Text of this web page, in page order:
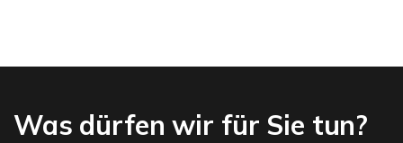
Was dürfen wir für Sie tun?